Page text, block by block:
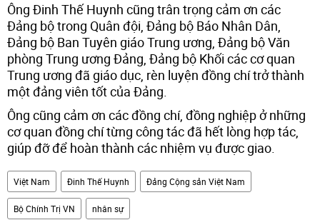
Ông Đinh Thế Huynh cũng trân trọng cảm ơn các
Đảng bộ trong Quân đội, Đảng bộ Báo Nhân Dân,
Đảng bộ Ban Tuyên giáo Trung ương, Đảng bộ Văn
phòng Trung ương Đảng, Đảng bộ Khối các cơ quan
Trung ương đã giáo dục, rèn luyện đồng chí trở thành
một đảng viên tốt của Đảng.
Ông cũng cảm ơn các đồng chí, đồng nghiệp ở những
cơ quan đồng chí từng công tác đã hết lòng hợp tác,
giúp đỡ để hoàn thành các nhiệm vụ được giao.
Việt Nam Đinh Thế Huynh Đảng Cộng sản Việt Nam
Bộ Chính Trị VN nhân sự